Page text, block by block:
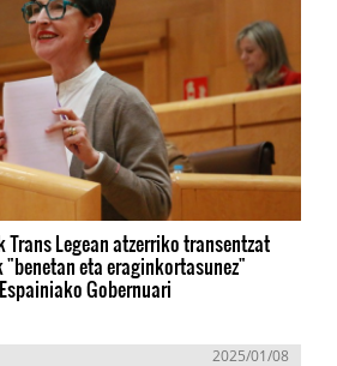
Trans Legean atzerriko transentzat
eta eraginkortasunez"
Gobernuari
2025/01/08